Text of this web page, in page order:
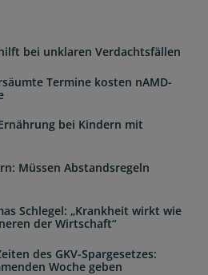
bei unklaren Verdachtsfällen
Termine kosten nAMD-
bei Kindern mit
Müssen Abstandsregeln
Schlegel: „Krankheit wirkt wie
der Wirtschaft“
des GKV-Spargesetzes:
Woche geben